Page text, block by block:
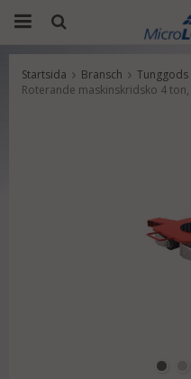
Produkten har
Startsida Bransch
Tunggods
Roterande maskinskridsko 4 ton,